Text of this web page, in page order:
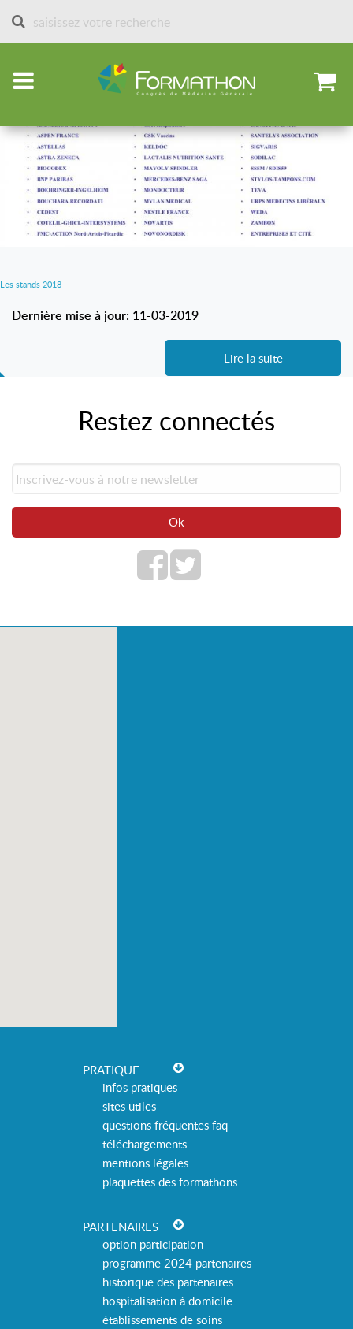
Accueil Partenaires et stands depuis 2013
Les stands 2018
Dernière mise à jour: 11-03-2019
Lire la suite
PRATIQUE
infos pratiques
sites utiles
questions fréquentes faq
téléchargements
mentions légales
plaquettes des formathons
PARTENAIRES
option participation
programme 2024 partenaires
historique des partenaires
hospitalisation à domicile
établissements de soins
Restez connectés